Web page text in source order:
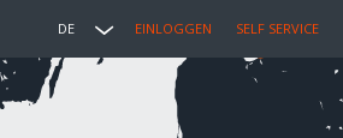
DE EINLOGGEN SELF SERVICE